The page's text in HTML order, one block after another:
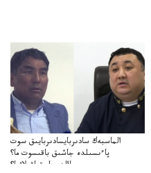
الماسبەك سادىربايسادىربايىق سوت
پاءىسىلدە جاشىق باقىسوت ما؟
پاالدەجابىقباقىلاۋما؟